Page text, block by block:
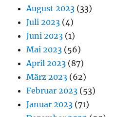
August 2023 (33)
Juli 2023 (4)
Juni 2023 (1)
Mai 2023 (56)
April 2023 (87)
März 2023 (62)
Februar 2023 (53)
Januar 2023 (71)